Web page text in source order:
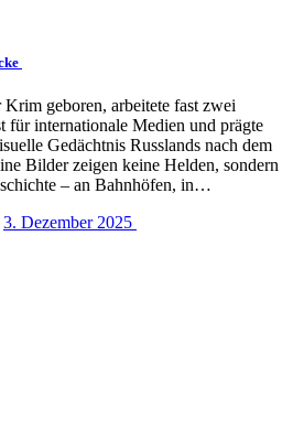
geboren, arbeitete fast zwei
für internationale Medien und prägte
Gedächtnis Russlands nach dem
Bilder zeigen keine Helden, sondern
– an Bahnhöfen, in…
3. Dezember 2025